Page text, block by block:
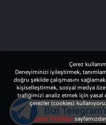
İsmet
Ertuğrul
Çerez
Deneyiminizi iyileştirmek,
doğru şekilde çalışmasını
kişiselleştirmek, sosyal medya
trafiğimizi analiz etmek için yasal
çerezler (cookies)
Çerez Politikası
Bizi